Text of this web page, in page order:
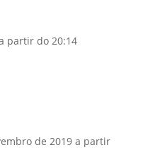
partir do 20:14
de 2019 a partir